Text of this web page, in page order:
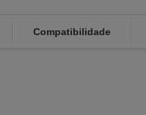
Compatibilidade